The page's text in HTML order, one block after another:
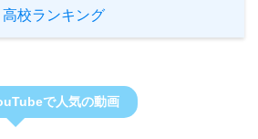
高校ランキング
で人気の動画